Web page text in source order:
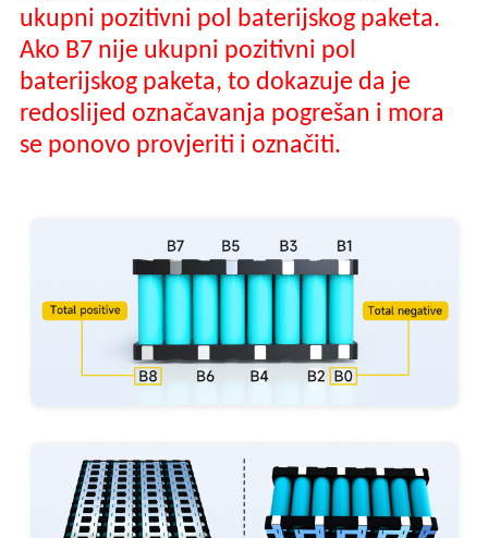
ukupni pozitivni pol baterijskog paketa.
Ako B7 nije ukupni pozitivni pol
baterijskog paketa, to dokazuje da je
redoslijed označavanja pogrešan i mora
se ponovo provjeriti i označiti.